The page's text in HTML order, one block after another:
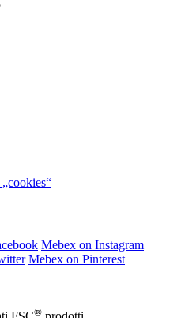
Mebex on Instagram
Mebex on Pinterest
®